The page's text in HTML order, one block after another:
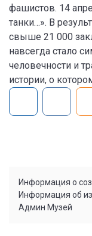
фашистов. 14
танки…». В
свыше 21 000
навсегда стало
человечности и
истории, о
Информация о
Информация об
Админ Музей